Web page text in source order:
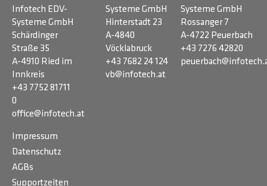
Infotech EDV-
Systeme GmbH
Schärdinger
Straße 35
A-4910 Ried im
Innkreis
+43 7752 81711
0
office@infotech.at
Systeme GmbH
Hinterstadt 23
A-4840
Vöcklabruck
+43 7682 24 124
vb@infotech.at
Systeme GmbH
Rossanger 7
A-4722 Peuerbach
+43 7276 42820
Impressum
Datenschutz
AGBs
Supportzeiten